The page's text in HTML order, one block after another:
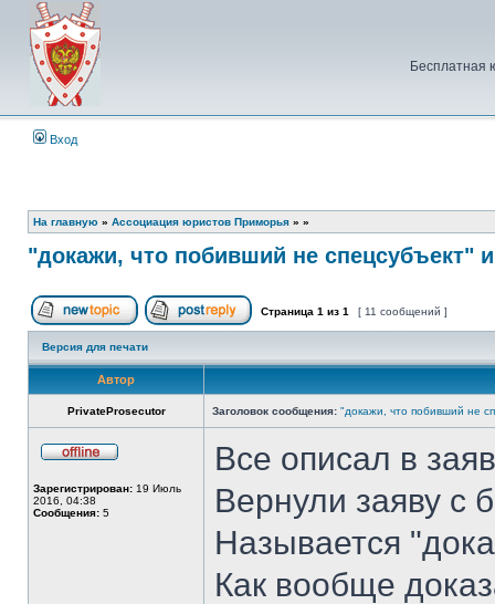
Бесплатная
Вход
На главную » Ассоциация юристов Приморья » »
"докажи, что побивший не спецсубъект"
Начать новую тему Ответить на тему
Страница 1 из 1 [ 11 сообщений ]
Версия для печати
Автор
PrivateProsecutor Заголовок сообщения: "докажи, что побивший не
сети
Зарегистрирован: 19 Июль
2016, 04:38
Сообщения: 5
Все описал в
Вернули заяву с
Называется
Как вообще